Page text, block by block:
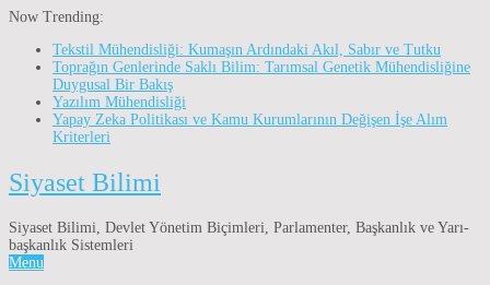
Now Trending:
Tekstil Mühendisliği: Kumaşın Ardındaki Akıl, Sabır ve Tutku
Toprağın Genlerinde Saklı Bilim: Tarımsal Genetik Mühendisliğine
Duygusal Bir Bakış
Yazılım Mühendisliği
Yapay Zeka Politikası ve Kamu Kurumlarının Değişen İşe Alım
Kriterleri
Siyaset Bilimi
Siyaset Bilimi, Devlet Yönetim Biçimleri, Parlamenter, Başkanlık ve Yarı-
başkanlık Sistemleri
Menu